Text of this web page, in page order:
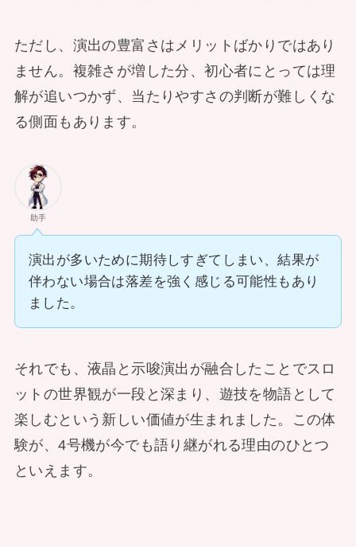
ただし、演出の豊富さはメリットばかりではあり
ません。複雑さが増した分、初心者にとっては理
解が追いつかず、当たりやすさの判断が難しくな
る側面もあります。
助手
演出が多いために期待しすぎてしまい、結果が
伴わない場合は落差を強く感じる可能性もあり
ました。
それでも、液晶と示唆演出が融合したことでスロ
ットの世界観が一段と深まり、遊技を物語として
楽しむという新しい価値が生まれました。この体
験が、4号機が今でも語り継がれる理由のひとつ
といえます。